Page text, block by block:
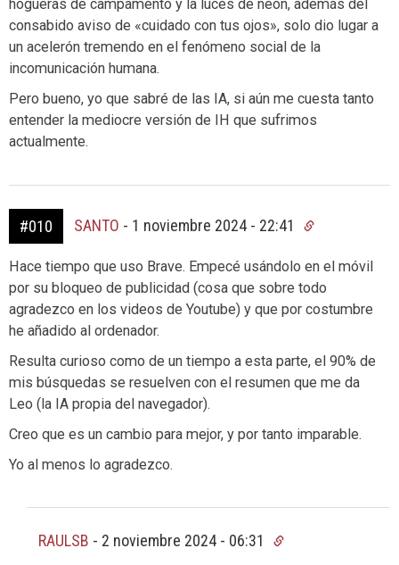
hogueras de campamento y la luces de neón, además del
consabido aviso de «cuidado con tus ojos», solo dio lugar a
un acelerón tremendo en el fenómeno social de la
incomunicación humana.
Pero bueno, yo que sabré de las IA, si aún me cuesta tanto
entender la mediocre versión de IH que sufrimos
actualmente.
#010 SANTO - 1 noviembre 2024 - 22:41
Hace tiempo que uso Brave. Empecé usándolo en el móvil
por su bloqueo de publicidad (cosa que sobre todo
agradezco en los videos de Youtube) y que por costumbre
he añadido al ordenador.
Resulta curioso como de un tiempo a esta parte, el 90% de
mis búsquedas se resuelven con el resumen que me da
Leo (la IA propia del navegador).
Creo que es un cambio para mejor, y por tanto imparable.
Yo al menos lo agradezco.
RAULSB - 2 noviembre 2024 - 06:31